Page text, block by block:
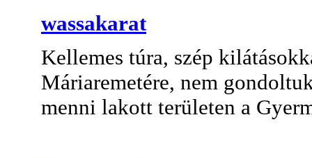
wassakarat
Kellemes túra, szép
Máriaremetére, nem
menni lakott területen a